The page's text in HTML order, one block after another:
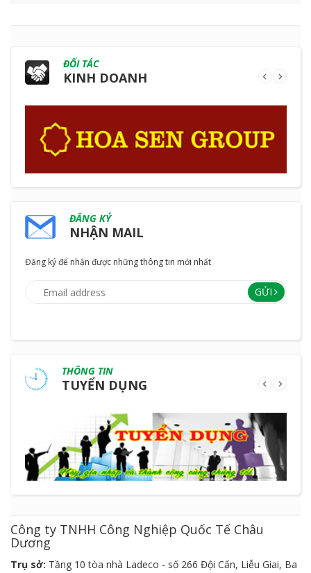
ĐỐI TÁC
KINH DOANH
ĐĂNG KÝ
NHẬN MAIL
Đăng ký để nhận được những thông tin mới nhất
GỬI
THÔNG TIN
TUYỂN DỤNG
Công ty TNHH Công Nghiệp Quốc Tế Châu
Dương
Trụ sở: Tầng 10 tòa nhà Ladeco - số 266 Đội Cấn, Liễu Giai, Ba